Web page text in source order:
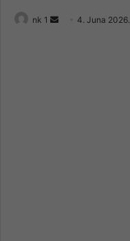
nk 1
Send 4. Juna 2026.